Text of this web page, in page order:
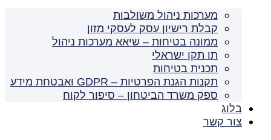
מערכות ניהול משולבות
קבלת רישיון עסק לעסקי מזון
ממונה בטיחות – שיאא מערכות ניהול
תו תקן ישראלי
תכנית בטיחות
תקנות הגנת הפרטיות – GDPR ואבטחת מידע
ספק משרד הביטחון – סיפור לקוח
בלוג
צור קשר